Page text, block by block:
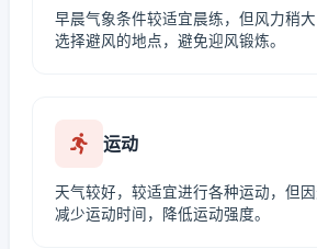
早晨气象条件较适宜晨练，但风力稍
选择避风的地点，避免迎风锻炼。
运动
天气较好，较适宜进行各种运动，但
减少运动时间，降低运动强度。